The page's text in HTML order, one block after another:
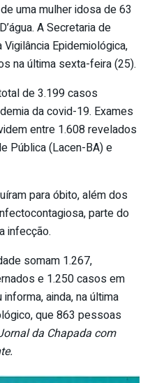
uma mulher idosa de 63
A Secretaria de
Epidemiológica,
na última sexta-feira (25).
de 3.199 casos
da covid-19. Exames
entre 1.608 revelados
Pública (Lacen-BA) e
para óbito, além dos
parte do
infecção.
somam 1.267,
e 1.250 casos em
ainda, na última
que 863 pessoas
da Chapada com